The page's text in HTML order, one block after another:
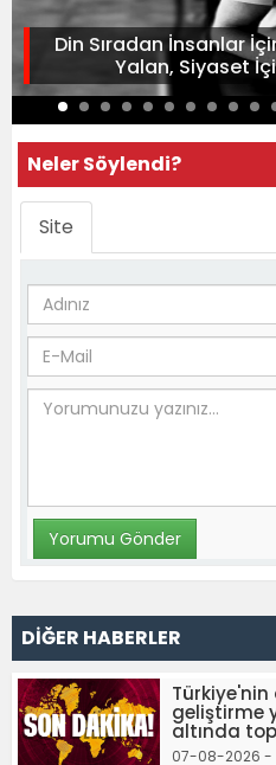
Din Sıradan İnsanlar
Yalan, Siyaset
Neler Söylendi?
Site
DİĞER HABERLER
Türkiye'nin
geliştirme
altında
07-08-2026 -